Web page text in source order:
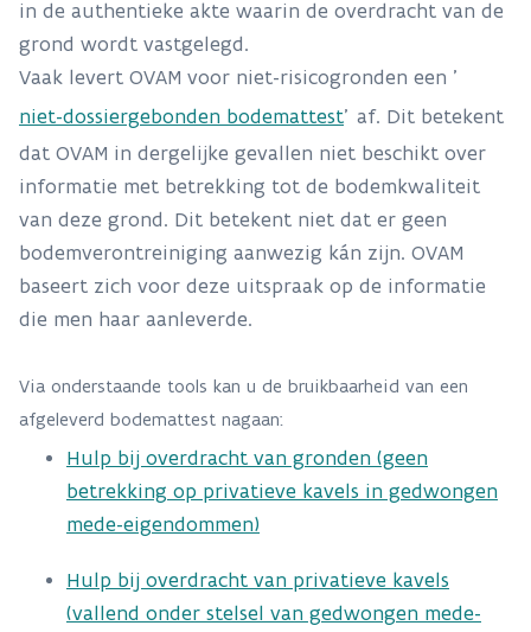
in de authentieke akte waarin de overdracht van de
grond wordt vastgelegd.
Vaak levert OVAM voor niet-risicogronden een '
niet-dossiergebonden bodemattest' af. Dit betekent
dat OVAM in dergelijke gevallen niet beschikt over
informatie met betrekking tot de bodemkwaliteit
van deze grond. Dit betekent niet dat er geen
bodemverontreiniging aanwezig kán zijn. OVAM
baseert zich voor deze uitspraak op de informatie
die men haar aanleverde.
Via onderstaande tools kan u de bruikbaarheid van een
afgeleverd bodemattest nagaan:
Hulp bij overdracht van gronden (geen
betrekking op privatieve kavels in gedwongen
mede-eigendommen)
Hulp bij overdracht van privatieve kavels
(vallend onder stelsel van gedwongen mede-